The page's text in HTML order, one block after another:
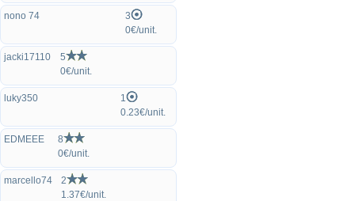
nono 74
3
0€/unit.
jacki17110
5
0€/unit.
luky350
1
0.23€/unit.
EDMEEE
8
0€/unit.
marcello74
2
1.37€/unit.